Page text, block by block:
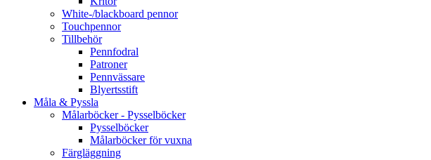
White-/blackboard pennor
Touchpennor
Tillbehör
Pennfodral
Patroner
Pennvässare
Blyertsstift
Måla & Pyssla
Målarböcker - Pysselböcker
Pysselböcker
Målarböcker för vuxna
Färgläggning